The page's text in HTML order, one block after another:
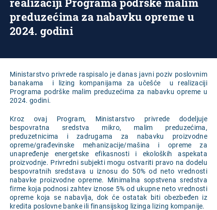
preduzećima za nabavku opreme u
2024. godini
Ministarstvo privrede raspisalo je danas javni poziv poslovnim
banakama i lizing kompanijama za učešće u realizaciji
Programa podrške malim preduzećima za nabavku opreme u
2024. godini.
Kroz ovaj Program, Ministarstvo privrede dodeljuje
bespovratna sredstva mikro, malim preduzećima,
preduzetnicima i zadrugama za nabavku proizvodne
opreme/građevinske mehanizacije/mašina i opreme za
unapređenje energetske efikasnosti i ekoloških aspekata
proizvodnje. Privredni subjekti mogu ostvariti pravo na dodelu
bespovratnih sredstava u iznosu do 50% od neto vrednosti
nabavke proizvodne opreme. Minimalna sopstvena sredstva
firme koja podnosi zahtev iznose 5% od ukupne neto vrednosti
opreme koja se nabavlja, dok će ostatak biti obezbeđen iz
kredita poslovne banke ili finansijskog lizinga lizing kompanije.